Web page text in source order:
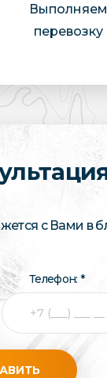
Выполняем
перевозку
с Вами в
Телефон: *